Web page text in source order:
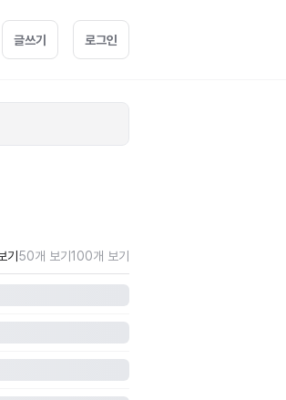
글쓰기 로그인
기50개 보기100개 보기